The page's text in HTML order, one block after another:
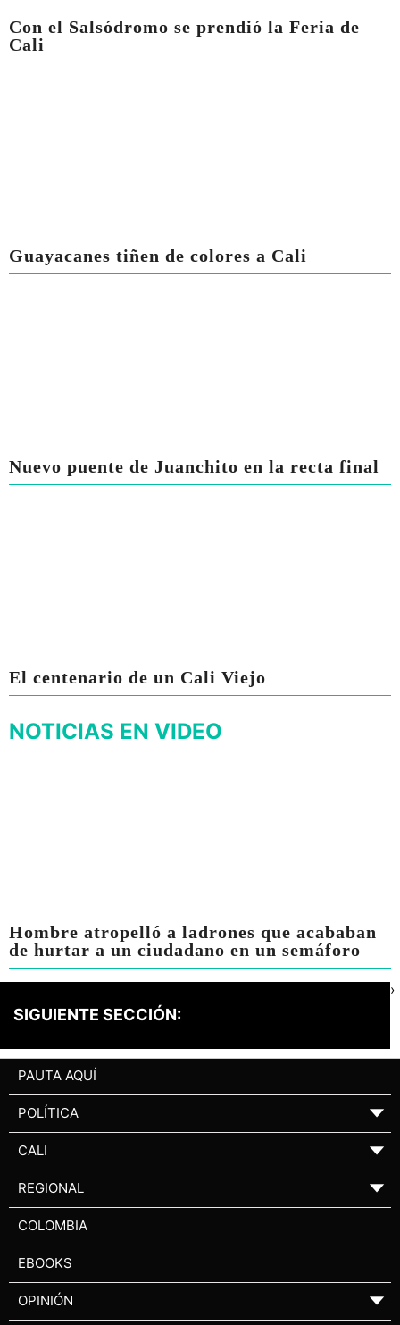
Con el Salsódromo se prendió la Feria de
Cali
Guayacanes tiñen de colores a Cali
Nuevo puente de Juanchito en la recta final
El centenario de un Cali Viejo
NOTICIAS EN VIDEO
Hombre atropelló a ladrones que acababan
de hurtar a un ciudadano en un semáforo
SIGUIENTE SECCIÓN:
›
PAUTA AQUÍ
POLÍTICA ▼
CALI ▼
REGIONAL ▼
COLOMBIA
EBOOKS
OPINIÓN ▼